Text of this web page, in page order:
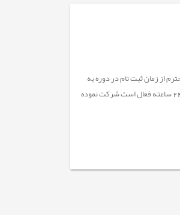
برگزار می گردد و یادگیرندگان محترم از زمان ثبت نام در دوره به
مدت 40 روز مهلت دارند محتوای دوره ها را مشاهده و پس از گذشت 72 ساعت از زمان ثبت نام در آزمون های دوره که به صورت 24 ساعته فعال است شرکت نموده